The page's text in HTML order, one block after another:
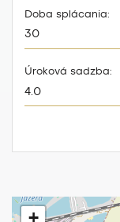
Doba splácania:
Úroková sadzba:
+